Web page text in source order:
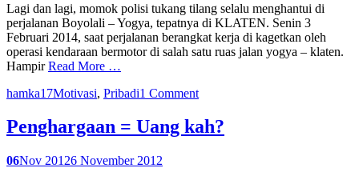
Lagi dan lagi, momok polisi tukang tilang selalu menghantui di
perjalanan Boyolali – Yogya, tepatnya di KLATEN. Senin 3
Februari 2014, saat perjalanan berangkat kerja di kagetkan oleh
operasi kendaraan bermotor di salah satu ruas jalan yogya – klaten.
HampirRead More …
hamka17Motivasi, Pribadi1 Comment
Penghargaan = Uang kah?
06Nov 20126 November 2012